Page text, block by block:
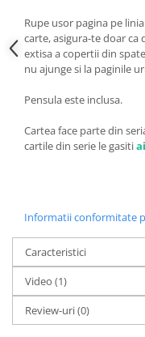
Rupe usor pagina pe
carte, asigura-te doar ca
extisa a copertii din
nu ajunge si la paginile
Pensula este inclusa.
Cartea face parte din
cartile din serie le gasiti
Informatii conformitate
Caracteristici
Video (1)
Review-uri(0)